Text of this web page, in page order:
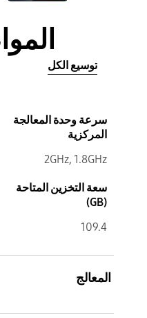
توسيع الكل
سرعة وحدة المعالجة
المركزية
2GHz, 1.8GHz
سعة التخزين المتاحة
(GB)
109.4
المعالج